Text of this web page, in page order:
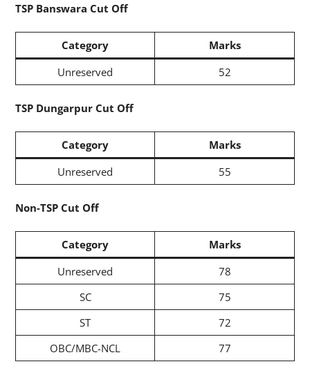
TSP Banswara Cut Off
Category
Marks
Unreserved
52
TSP Dungarpur Cut Off
Category
Marks
Unreserved
55
Non-TSP Cut Off
Category
Marks
Unreserved
78
SC
75
ST
72
OBC/MBC-NCL
77